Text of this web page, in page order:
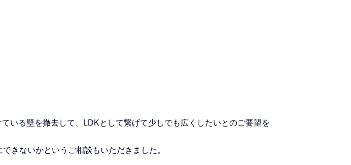
いる壁を撤去して、LDKとして繋げて少しでも広くしたいとのご要望を
きないかというご相談もいただきました。